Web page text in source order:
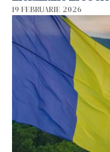
19 FEBRUARIE 2026